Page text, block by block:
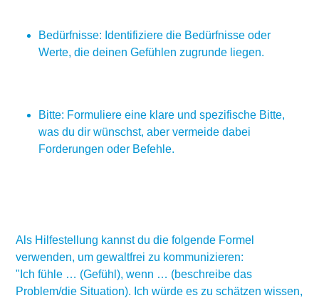
Bedürfnisse: Identifiziere die Bedürfnisse oder
Werte, die deinen Gefühlen zugrunde liegen.
Bitte: Formuliere eine klare und spezifische Bitte,
was du dir wünschst, aber vermeide dabei
Forderungen oder Befehle.
Als Hilfestellung kannst du die folgende Formel
verwenden, um gewaltfrei zu kommunizieren:
"Ich fühle … (Gefühl), wenn … (beschreibe das
Problem/die Situation). Ich würde es zu schätzen wissen,